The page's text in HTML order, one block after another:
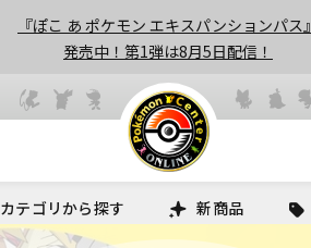
『ぽこ あ ポケモン エキスパンションパス』
発売中！第1弾は8月5日配信！
カテゴリから探す 新商品